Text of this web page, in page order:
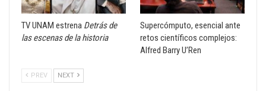
TV UNAM estrena Detrás de
las escenas de la historia
Supercómputo, esencial ante
retos científicos complejos:
Alfred Barry U’Ren
PREV NEXT